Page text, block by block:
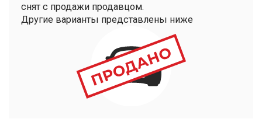
снят с продажи продавцом.
Другие варианты представлены ниже